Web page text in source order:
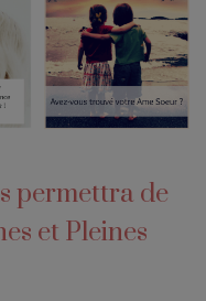
permettra de
et Pleines